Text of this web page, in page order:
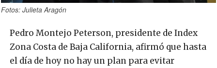
Fotos: Julieta Aragón
Pedro Montejo Peterson, presidente de Index
Zona Costa de Baja California, afirmó que hasta
el día de hoy no hay un plan para evitar